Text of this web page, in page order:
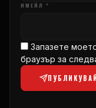
ИМЕЙЛ *
Запазете
браузър за